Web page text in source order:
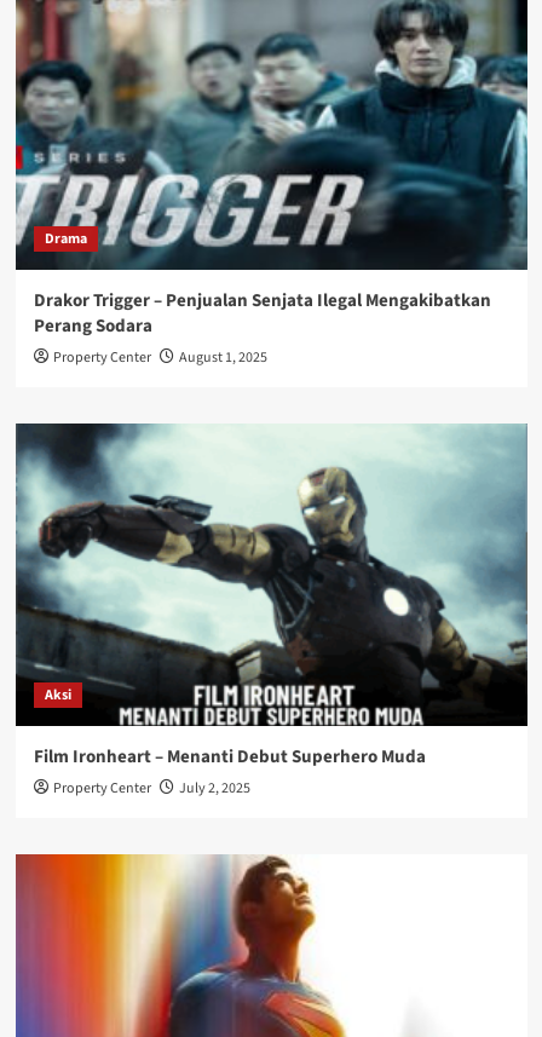
Drama
Drakor Trigger – Penjualan Senjata Ilegal Mengakibatkan
Perang Sodara
Property Center August 1, 2025
Aksi
Film Ironheart – Menanti Debut Superhero Muda
Property Center July 2, 2025